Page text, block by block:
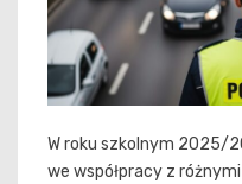
W roku szkolnym 2025/
we współpracy z